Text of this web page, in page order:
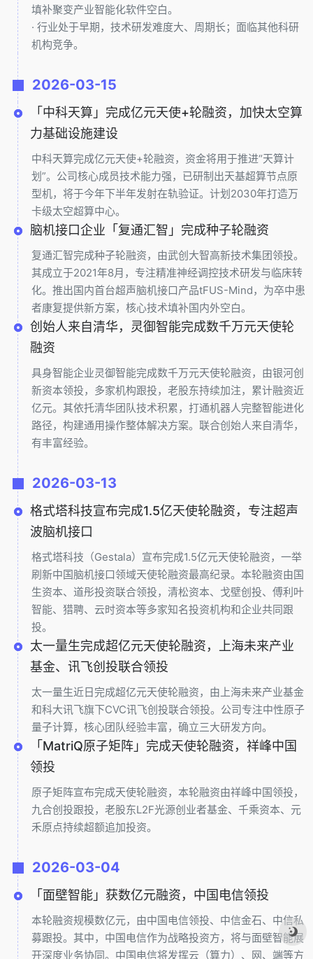
填补聚变产业智能化软件空白。
· 行业处于早期，技术研发难度大、周期长；面临其他科研
机构竞争。
2026-03-15
「中科天算」完成亿元天使+轮融资，加快太空算
力基础设施建设
中科天算完成亿元天使+轮融资，资金将用于推进“天算计
划”。公司核心成员技术能力强，已研制出天基超算节点原
型机，将于今年下半年发射在轨验证。计划2030年打造万
卡级太空超算中心。
脑机接口企业「复通汇智」完成种子轮融资
复通汇智完成种子轮融资，由武创大智高新技术集团领投。
其成立于2021年8月，专注精准神经调控技术研发与临床转
化。推出国内首台超声脑机接口产品tFUS-Mind，为卒中患
者康复提供新方案，核心技术填补国内外空白。
创始人来自清华，灵御智能完成数千万元天使轮
融资
具身智能企业灵御智能完成数千万元天使轮融资，由银河创
新资本领投，多家机构跟投，老股东持续加注，累计融资近
亿元。其依托清华团队技术积累，打通机器人完整智能进化
路径，构建通用操作整体解决方案。联合创始人来自清华，
有丰富经验。
2026-03-13
格式塔科技宣布完成1.5亿天使轮融资，专注超声
波脑机接口
格式塔科技（Gestala）宣布完成1.5亿元天使轮融资，一举
刷新中国脑机接口领域天使轮融资最高纪录。本轮融资由国
生资本、道彤投资联合领投，清松资本、戈壁创投、傅利叶
智能、猎聘、云时资本等多家知名投资机构和企业共同跟
投。
太一量生完成超亿元天使轮融资，上海未来产业
基金、讯飞创投联合领投
太一量生近日完成超亿元天使轮融资，由上海未来产业基金
和科大讯飞旗下CVC讯飞创投联合领投。公司专注中性原子
量子计算，核心团队经验丰富，确立三大研发方向。
「MatriQ原子矩阵」完成天使轮融资，祥峰中国
领投
原子矩阵宣布完成天使轮融资，本轮融资由祥峰中国领投，
九合创投跟投，老股东L2F光源创业者基金、千乘资本、元
禾原点持续超额追加投资。
2026-03-04
「面壁智能」获数亿元融资，中国电信领投
本轮融资规模数亿元，由中国电信领投、中信金石、中信私
募跟投。其中，中国电信作为战略投资方，将与面壁智能展
开深度业务协同。中国电信将发挥云（算力）、网、端等方